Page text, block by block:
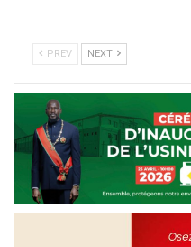
PREV NEXT